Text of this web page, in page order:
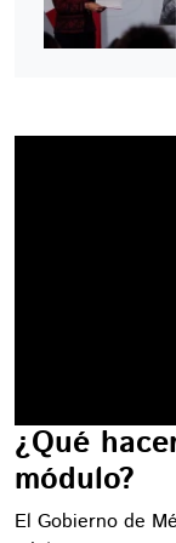
¿Qué
módulo?
El Gobierno de